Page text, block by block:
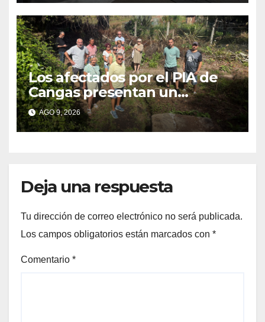
Los afectados por el PIA de
Cangas presentan un
recurso: “Lo vamos a luchar”
AGO 9, 2026
Deja una respuesta
Tu dirección de correo electrónico no será publicada.
Los campos obligatorios están marcados con *
Comentario *